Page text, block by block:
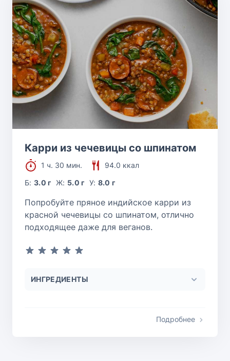
Карри из чечевицы со шпинатом
1 ч. 30 мин.
94.0 ккал
Б:3.0 г Ж: 5.0 г У: 8.0 г
Попробуйте пряное индийское карри из
красной чечевицы со шпинатом, отлично
подходящее даже для веганов.
ИНГРЕДИЕНТЫ
Подробнее